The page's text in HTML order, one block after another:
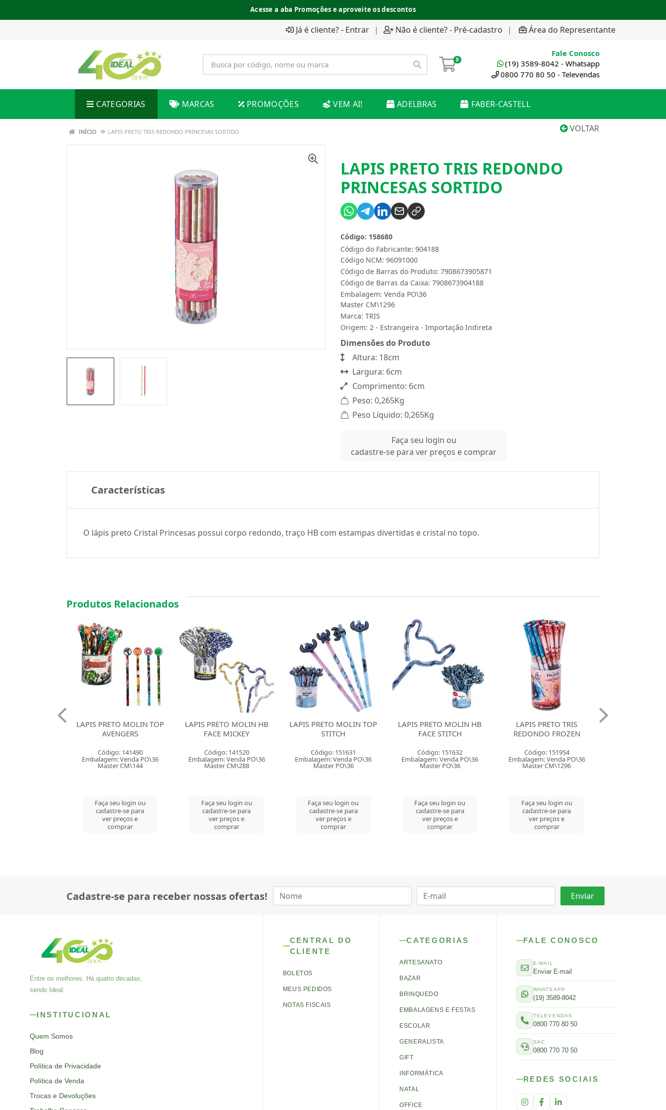
Acesse a aba Promoções e aproveite os descontos
Já é cliente? - Entrar | Não é cliente? - Pré-cadastro | Área do Representante
0
Fale Conosco
(19) 3589-8042 - Whatsapp
0800 770 80 50 - Televendas
CATEGORIAS MARCAS PROMOÇÕES VEM AI! ADELBRAS FABER-CASTELL
VOLTAR
INÍCIO LAPIS PRETO TRIS REDONDO PRINCESAS SORTIDO
LAPIS PRETO TRIS REDONDO
PRINCESAS SORTIDO
Código do Fabricante: 904188
Código: 158680
Código NCM: 96091000
Código de Barras do Produto: 7908673905871
Código de Barras da Caixa: 7908673904188
Embalagem: Venda PO\36
Master CM\1296
Marca: TRIS
Origem: 2 - Estrangeira - Importação Indireta
Dimensões do Produto
Altura: 18cm
Largura: 6cm
Comprimento: 6cm
Peso: 0,265Kg
Peso Líquido: 0,265Kg
Faça seu login ou
cadastre-se para ver preços e comprar
Características
O lápis preto Cristal Princesas possui corpo redondo, traço HB com estampas divertidas e cristal no topo.
Produtos Relacionados
LAPIS PRETO MOLIN HB
FACE MICKEY
Código: 141520
Embalagem: Venda PO\36
Master CM\288
Faça seu login ou
cadastre-se para
ver preços e
comprar
LAPIS PRETO MOLIN TOP
STITCH
Código: 151631
Embalagem: Venda PO\36
Master PO\36
Faça seu login ou
cadastre-se para
ver preços e
comprar
LAPIS PRETO MOLIN HB
FACE STITCH
Código: 151632
Embalagem: Venda PO\36
Master PO\36
Faça seu login ou
cadastre-se para
ver preços e
comprar
LAPIS PRETO TRIS
REDONDO FROZEN
Código: 151954
Embalagem: Venda PO\36
Master CM\1296
Faça seu login ou
cadastre-se para
ver preços e
comprar
LAPIS PRETO TRIS
REDONDO PRINCESAS
Código: 151956
Embalagem: Venda PO\36
Master CM\1296
Faça seu login ou
cadastre-se para
ver preços e
comprar
Cadastre-se para receber nossas ofertas!
Entre os melhores. Há quatro décadas,
sendo Ideal.
INSTITUCIONAL
Quem Somos
Blog
Política de Privacidade
Política de Venda
Trocas e Devoluções
CENTRAL DO
CLIENTE
BOLETOS
MEUS PEDIDOS
NOTAS FISCAIS
CATEGORIAS
ARTESANATO
BAZAR
BRINQUEDO
EMBALAGENS E FESTAS
ESCOLAR
GENERALISTA
GIFT
INFORMÁTICA
NATAL
OFFICE
FALE CONOSCO
E-MAIL
Enviar E-mail
WHATSAPP
(19) 3589-8042
TELEVENDAS
0800 770 80 50
SAC
0800 770 70 50
REDES SOCIAIS